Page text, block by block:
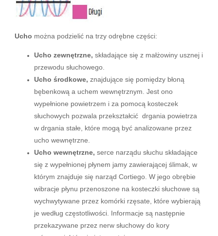
Ucho można podzielić na trzy odrębne części:
Ucho zewnętrzne, składające się z małżowiny usznej i
przewodu słuchowego.
Ucho środkowe, znajdujące się pomiędzy błoną
bębenkową a uchem wewnętrznym. Jest ono
wypełnione powietrzem i za pomocą kosteczek
słuchowych pozwala przekształcić drgania powietrza
w drgania stałe, które mogą być analizowane przez
ucho wewnętrzne.
Ucho wewnętrzne, serce narządu słuchu składające
się z wypełnionej płynem jamy zawierającej ślimak, w
którym znajduje się narząd Cortiego. W jego obrębie
wibracje płynu przenoszone na kosteczki słuchowe są
wychwytywane przez komórki rzęsate, które wybierają
je według częstotliwości. Informacje są następnie
przekazywane przez nerw słuchowy do kory